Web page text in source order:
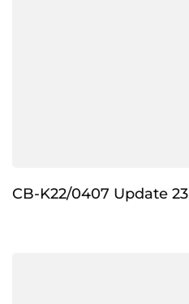
CB-K22/0407 Update 23